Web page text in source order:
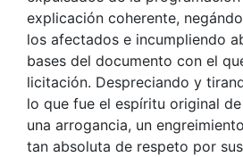
explicación coherente,
los afectados e incumpliendo
bases del documento con el
licitación. Despreciando y
lo que fue el espíritu original
una arrogancia, un
tan absoluta de respeto por